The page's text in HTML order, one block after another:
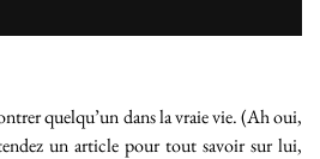
quelqu’un dans la vraie vie. (Ah oui,
un article pour tout savoir sur lui,